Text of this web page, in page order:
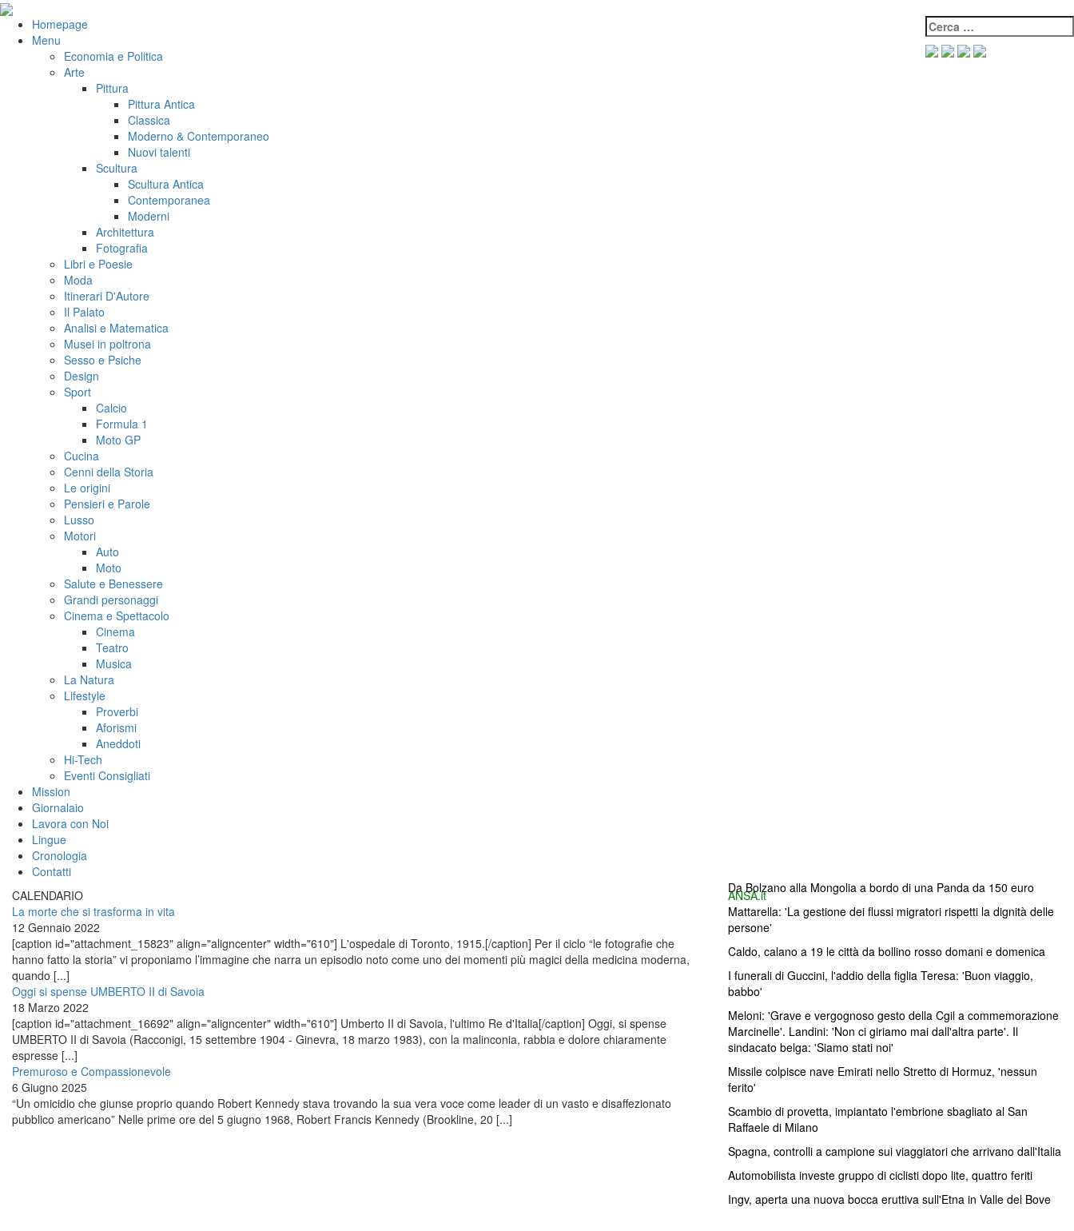
Salta
contenuto
VeniVidiVici Cerca:
Homepage
Menu
Economia e Politica
Arte
Pittura
Pittura Antica
Classica
Moderno & Contemporaneo
Nuovi talenti
Scultura
Scultura Antica
Contemporanea
Moderni
Architettura
Fotografia
Libri e Poesie
Moda
Itinerari D'Autore
Il Palato
Analisi e Matematica
Musei in poltrona
Sesso e Psiche
Design
Sport
Calcio
Formula 1
Moto GP
Cucina
Cenni della Storia
Le origini
Pensieri e Parole
Lusso
Motori
Auto
Moto
Salute e Benessere
Grandi personaggi
Cinema e Spettacolo
Cinema
Teatro
Musica
La Natura
Lifestyle
Proverbi
Aforismi
Aneddoti
Hi-Tech
Eventi Consigliati
Mission
Giornalaio
Lavora con Noi
Lingue
Cronologia
Contatti
CALENDARIO
La morte che si trasforma in vita
12 Gennaio 2022
[caption id="attachment_15823" align="aligncenter" width="610"] L'ospedale di Toronto, 1915.[/caption] Per il ciclo “le fotografie che
hanno fatto la storia” vi proponiamo l’immagine che narra un episodio noto come uno dei momenti più magici della medicina moderna,
quando [...]
Oggi si spense UMBERTO II di Savoia
18 Marzo 2022
[caption id="attachment_16692" align="aligncenter" width="610"] Umberto II di Savoia, l'ultimo Re d'Italia[/caption] Oggi, si spense
UMBERTO II di Savoia (Racconigi, 15 settembre 1904 - Ginevra, 18 marzo 1983), con la malinconia, rabbia e dolore chiaramente
espresse [...]
Premuroso e Compassionevole
6 Giugno 2025
“Un omicidio che giunse proprio quando Robert Kennedy stava trovando la sua vera voce come leader di un vasto e disaffezionato
pubblico americano” Nelle prime ore del 5 giugno 1968, Robert Francis Kennedy (Brookline, 20 [...]
ANSA.it
Da Bolzano alla Mongolia a bordo di una Panda da 150 euro
Mattarella: 'La gestione dei flussi migratori rispetti la dignità delle
persone'
Caldo, calano a 19 le città da bollino rosso domani e domenica
I funerali di Guccini, l'addio della figlia Teresa: 'Buon viaggio,
babbo'
Meloni: 'Grave e vergognoso gesto della Cgil a commemorazione
Marcinelle'. Landini: 'Non ci giriamo mai dall'altra parte'. Il
sindacato belga: 'Siamo stati noi'
Missile colpisce nave Emirati nello Stretto di Hormuz, 'nessun
ferito'
Scambio di provetta, impiantato l'embrione sbagliato al San
Raffaele di Milano
Spagna, controlli a campione sui viaggiatori che arrivano dall'Italia
Automobilista investe gruppo di ciclisti dopo lite, quattro feriti
Ingv, aperta una nuova bocca eruttiva sull'Etna in Valle del Bove